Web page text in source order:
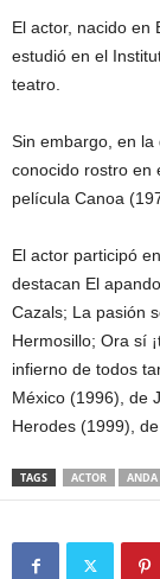
El actor, nacido en
estudió en el
teatro.
Sin embargo, en la
conocido rostro en
película Canoa
El actor participó
destacan El
Cazals; La pasión
Hermosillo; Ora sí
infierno de todos
México (1996), de
Herodes (1999),
TAGS ACTOR ANDA